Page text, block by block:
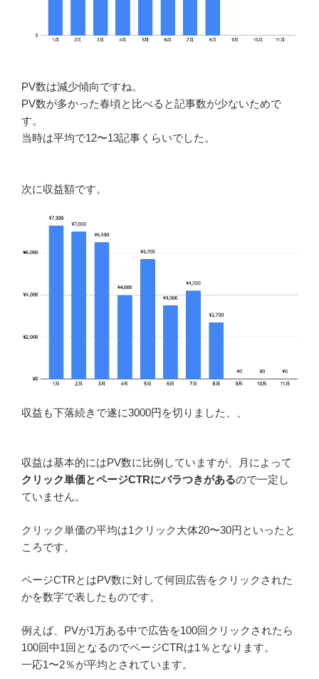
PV数は減少傾向ですね。
PV数が多かった春頃と比べると記事数が少ないためで
す。
当時は平均で12〜13記事くらいでした。
次に収益額です。
収益も下落続きで遂に3000円を切りました、、
収益は基本的にはPV数に比例していますが、月によって
クリック単価とページCTRにバラつきがあるので一定し
ていません。
クリック単価の平均は1クリック大体20〜30円といったと
ころです。
ページCTRとはPV数に対して何回広告をクリックされた
かを数字で表したものです。
例えば、PVが1万ある中で広告を100回クリックされたら
100回中1回となるのでページCTRは1％となります。
一応1〜2％が平均とされています。